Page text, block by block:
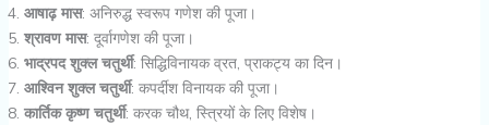
आषाढ़ मास: अनिरुद्ध स्वरूप गणेश की पूजा।
श्रावण मास: दूर्वागणेश की पूजा।
भाद्रपद शुक्ल चतुर्थी: सिद्धिविनायक व्रत, प्राकट्य का दिन।
आश्विन शुक्ल चतुर्थी: कपर्दीश विनायक की पूजा।
कार्तिक कृष्ण चतुर्थी: करक चौथ, स्त्रियों के लिए विशेष।